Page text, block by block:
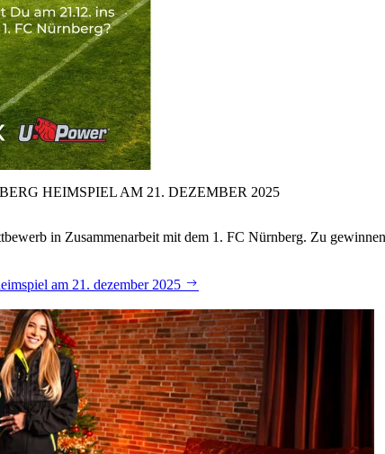
HEIMSPIEL AM 21. DEZEMBER 2025
in Zusammenarbeit mit dem 1. FC Nürnberg. Zu
am 21. dezember 2025